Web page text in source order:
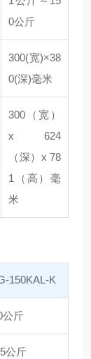
0公斤
300(宽)×38
0(深)毫米
300（宽）
x 624
（深）x 78
1（高）毫
米
150KAL-K
公斤
公斤